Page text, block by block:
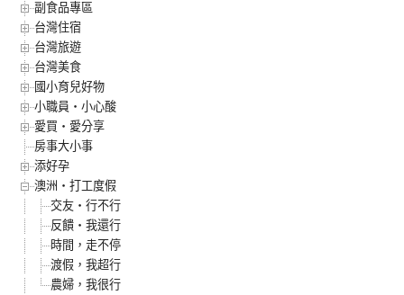
副食品專區
台灣住宿
台灣旅遊
台灣美食
國小育兒好物
小職員‧小心酸
愛買‧愛分享
房事大小事
添好孕
澳洲‧打工度假
交友‧行不行
反饋‧我還行
時間，走不停
渡假，我超行
農婦，我很行